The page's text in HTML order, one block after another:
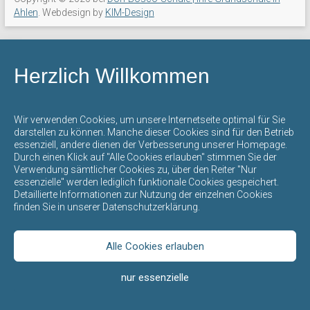
Herzlich Willkommen
Wir verwenden Cookies, um unsere Internetseite optimal für Sie
darstellen zu können. Manche dieser Cookies sind für den Betrieb
essenziell, andere dienen der Verbesserung unserer Homepage.
Durch einen Klick auf "Alle Cookies erlauben" stimmen Sie der
Verwendung sämtlicher Cookies zu, über den Reiter "Nur
essenzielle" werden lediglich funktionale Cookies gespeichert.
Detaillierte Informationen zur Nutzung der einzelnen Cookies
finden Sie in unserer Datenschutzerklärung.
Alle Cookies erlauben
nur essenzielle
mit
offenem
für
Bildung
und
Erziehung
durch
die
gegenseitige
Achtung
verschiedenen
Ahlen . Webdesign by KIM-Design